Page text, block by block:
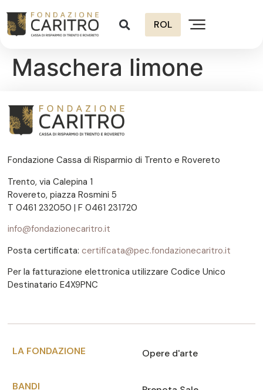
ROL
Maschera limone
Fondazione Cassa di Risparmio di Trento e Rovereto
Trento, via Calepina 1
Rovereto, piazza Rosmini 5
T 0461 232050 | F 0461 231720
info@fondazionecaritro.it
Posta certificata: certificata@pec.fondazionecaritro.it
Per la fatturazione elettronica utilizzare Codice Unico
Destinatario E4X9PNC
LA FONDAZIONE
BANDI
Opere d'arte